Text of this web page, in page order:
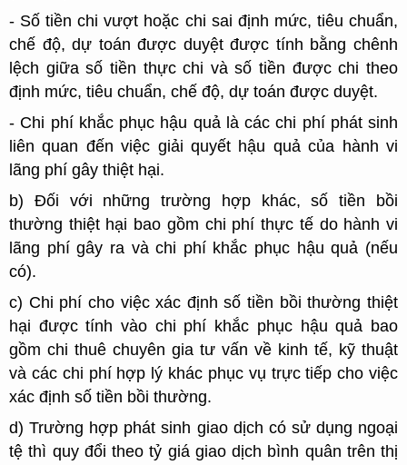
- Số tiền chi vượt hoặc chi sai định mức, tiêu chuẩn,
chế độ, dự toán được duyệt được tính bằng chênh
lệch giữa số tiền thực chi và số tiền được chi theo
định mức, tiêu chuẩn, chế độ, dự toán được duyệt.
- Chi phí khắc phục hậu quả là các chi phí phát sinh
liên quan đến việc giải quyết hậu quả của hành vi
lãng phí gây thiệt hại.
b) Đối với những trường hợp khác, số tiền bồi
thường thiệt hại bao gồm chi phí thực tế do hành vi
lãng phí gây ra và chi phí khắc phục hậu quả (nếu
có).
c) Chi phí cho việc xác định số tiền bồi thường thiệt
hại được tính vào chi phí khắc phục hậu quả bao
gồm chi thuê chuyên gia tư vấn về kinh tế, kỹ thuật
và các chi phí hợp lý khác phục vụ trực tiếp cho việc
xác định số tiền bồi thường.
d) Trường hợp phát sinh giao dịch có sử dụng ngoại
tệ thì quy đổi theo tỷ giá giao dịch bình quân trên thị